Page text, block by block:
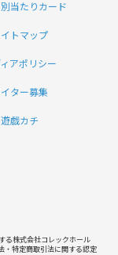
当たりカード
トマップ
ィアポリシー
イター募集
遊戯カチ
る株式会社コレックホール
・特定商取引法に関する認定